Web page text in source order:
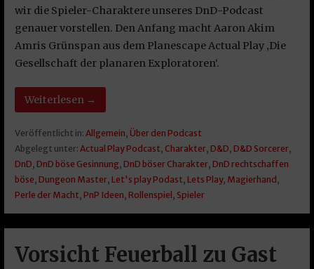
wir die Spieler-Charaktere unseres DnD-Podcast
genauer vorstellen. Den Anfang macht Aaron Akim
Amris Grünspan aus dem Planescape Actual Play ‚Die
Gesellschaft der planaren Exploratoren‘.
Weiterlesen →
Veröffentlicht in: Allgemein, Über den Podcast
Abgelegt unter: Actual Play Podcast, Charakter, D&D, D&D Sorcerer,
DnD, DnD böse Gesinnung, DnD böser Charakter, DnD rechtschaffen
böse, Dungeon Master, Let's play Podast, Lets Play, Magierhand ,
Perle der Macht, PnP Ideen, Rollenspiel , Spieler
Vorsicht Feuerball zu Gast